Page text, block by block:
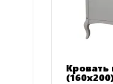
Кровать